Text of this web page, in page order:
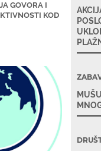
GOVORA I
KOD